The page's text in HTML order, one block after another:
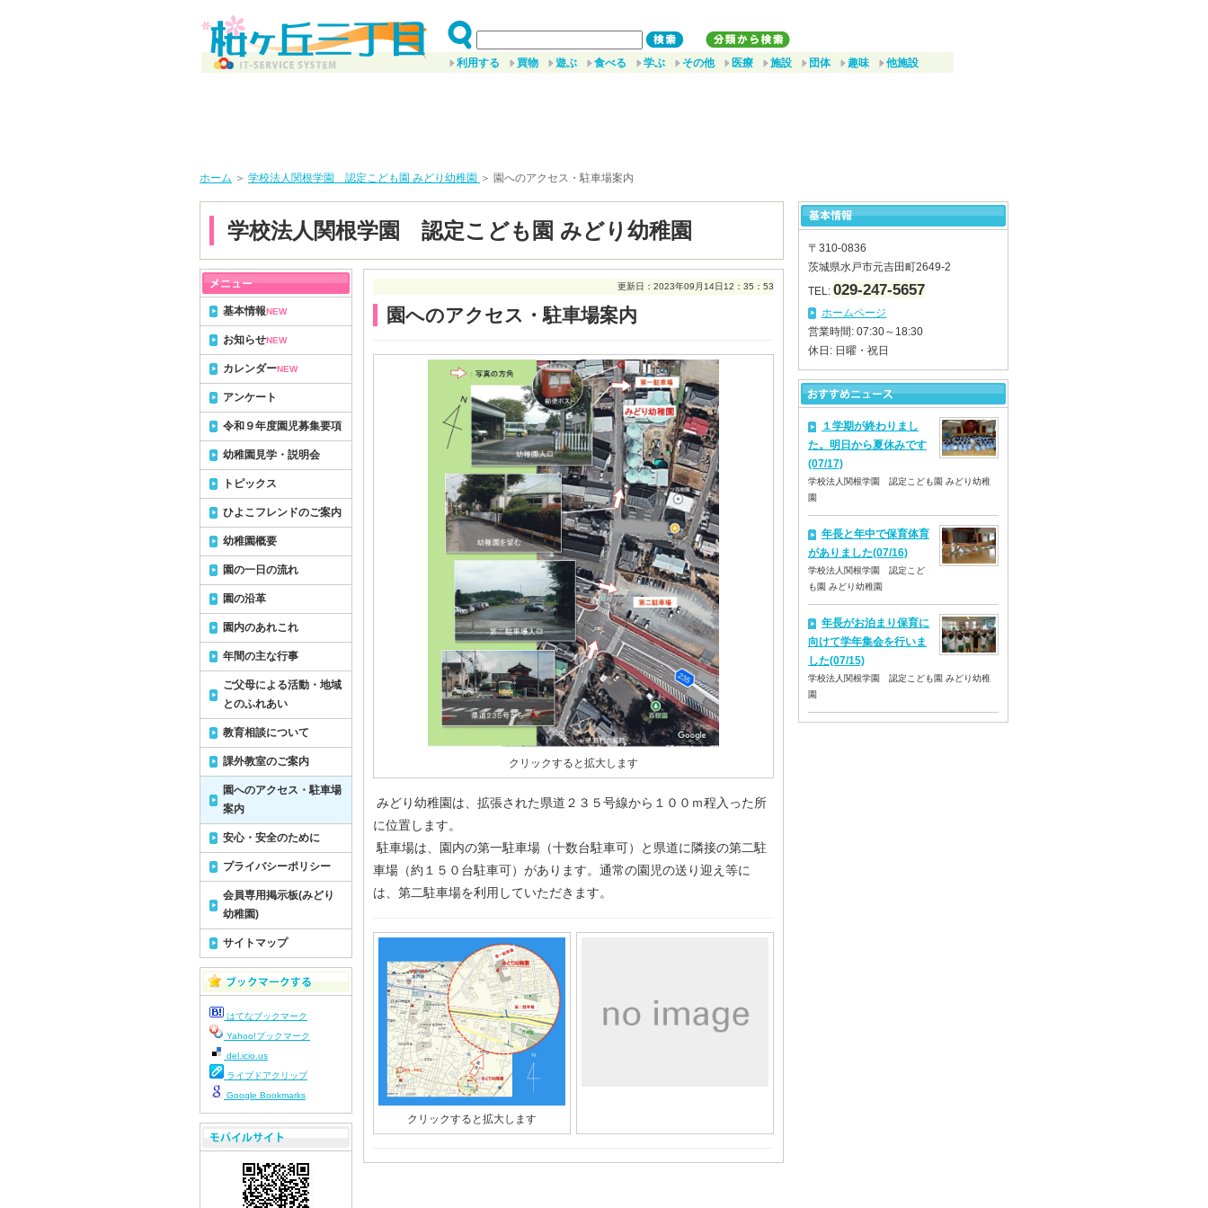
利用する 買物 遊ぶ 食べる 学ぶ その他 医療 施設 団体 趣味 他施設
ホーム ＞ 学校法人関根学園 認定こども園 みどり幼稚園 ＞ 園へのアクセス・駐車場案内
学校法人関根学園 認定こども園 みどり幼稚園
更新日：2023年09月14日12：35：53
園へのアクセス・駐車場案内
クリックすると拡大します
みどり幼稚園は、拡張された県道２３５号線から１００ｍ程入った所
に位置します。
駐車場は、園内の第一駐車場（十数台駐車可）と県道に隣接の第二駐
車場（約１５０台駐車可）があります。通常の園児の送り迎え等に
は、第二駐車場を利用していただきます。
クリックすると拡大します
基本情報NEW
お知らせNEW
カレンダーNEW
アンケート
令和９年度園児募集要項
幼稚園見学・説明会
トピックス
ひよこフレンドのご案内
幼稚園概要
園の一日の流れ
園の沿革
園内のあれこれ
年間の主な行事
ご父母による活動・地域
とのふれあい
教育相談について
課外教室のご案内
園へのアクセス・駐車場
案内
安心・安全のために
プライバシーポリシー
会員専用掲示板(みどり
幼稚園)
サイトマップ
はてなブックマーク
Yahoo!ブックマーク
del.icio.us
ライブドアクリップ
Google Bookmarks
〒310-0836
茨城県水戸市元吉田町2649-2
TEL: 029-247-5657
ホームページ
営業時間: 07:30～18:30
休日: 日曜・祝日
１学期が終わりまし
た。明日から夏休みです
(07/17)
学校法人関根学園 認定こども園 みどり幼稚
園
年長と年中で保育体育
がありました(07/16)
学校法人関根学園 認定こど
も園 みどり幼稚園
年長がお泊まり保育に
向けて学年集会を行いま
した(07/15)
学校法人関根学園 認定こども園 みどり幼稚
園